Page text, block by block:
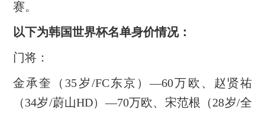
赛。
以下为韩国世界杯名单身价情况：
门将：
金承奎（35岁/FC东京）—60万欧、赵贤祐
（34岁/蔚山HD）—70万欧、宋范根（28岁/全